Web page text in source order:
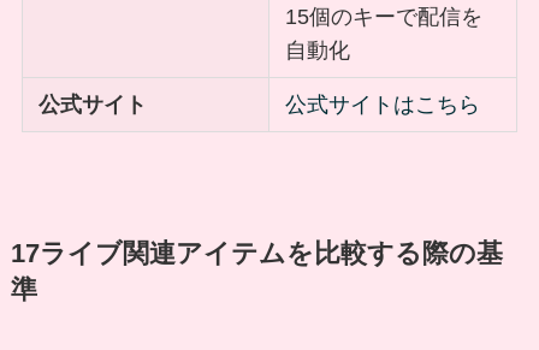
15個のキーで配信を
自動化
公式サイト 公式サイトはこちら
17ライブ関連アイテムを比較する際の基
準